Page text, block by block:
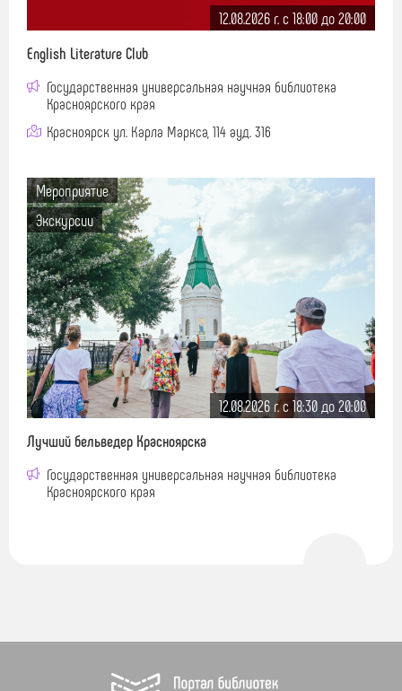
12.08.2026 г. c 18:00 до 20:00
English Literature Club
Государственная универсальная научная библиотека
Красноярского края
Красноярск ул. Карла Маркса, 114 ауд. 316
Мероприятие
Экскурсии
12.08.2026 г. c 18:30 до 20:00
Лучший бельведер Красноярска
Государственная универсальная научная библиотека
Красноярского края